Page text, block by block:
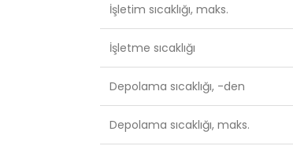
İşletim sıcaklığı, maks.
İşletme sıcaklığı
Depolama sıcaklığı, -den
Depolama sıcaklığı, maks.